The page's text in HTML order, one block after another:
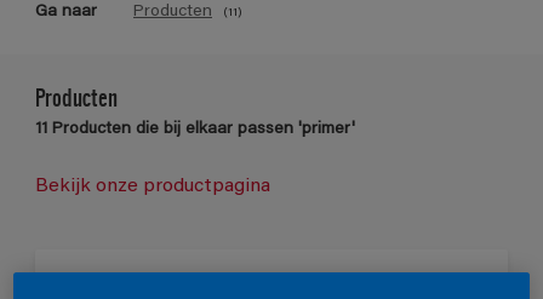
Ga naar Producten (11)
Producten
11 Producten die bij elkaar passen 'primer'
Bekijk onze productpagina